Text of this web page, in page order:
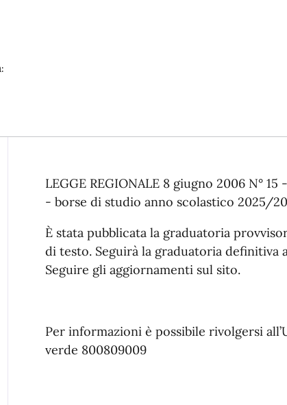
Descrizione
LEGGE REGIONALE 8 giugno 2006 N°
- borse di studio anno scolastico 2025/
È stata pubblicata la graduatoria
di testo. Seguirà la graduatoria
Seguire gli aggiornamenti sul sito.
Per informazioni è possibile rivolgersi
verde 800809009